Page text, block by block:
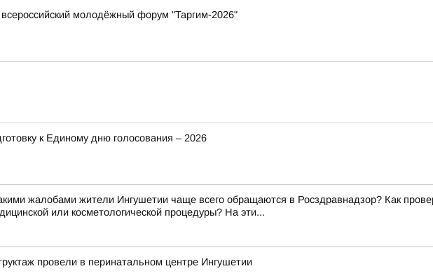
молодёжный форум "Таргим-2026"
к Единому дню голосования – 2026
жалобами жители Ингушетии чаще всего обращаются в Росздравнадзор? Как
или косметологической процедуры? На эти...
провели в перинатальном центре Ингушетии